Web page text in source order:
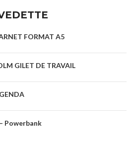
FORMAT A5
GILET DE TRAVAIL
Powerbank